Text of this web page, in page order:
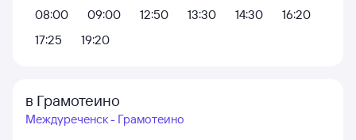
08:00 09:00 12:50 13:30 14:30
16:20
17:25
19:20
в Грамотеино
Междуреченск - Грамотеино